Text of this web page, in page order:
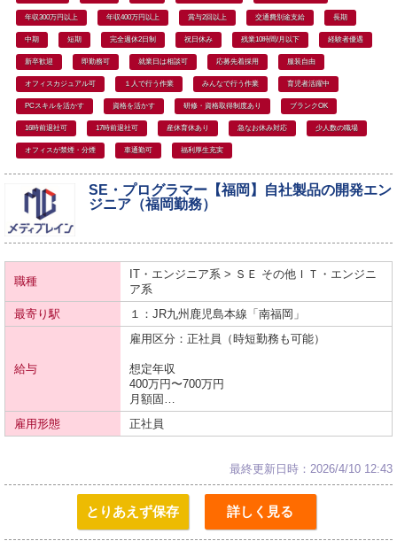
年収300万円以上 年収400万円以上 賞与2回以上 交通費別途支給 長期
中期 短期 完全週休2日制 祝日休み 残業10時間/月以下 経験者優遇
新卒歓迎 即勤務可 就業日は相談可 応募先着採用 服装自由
オフィスカジュアル可 １人で行う作業 みんなで行う作業 育児者活躍中
PCスキルを活かす 資格を活かす 研修・資格取得制度あり ブランクOK
16時前退社可 17時前退社可 産休育休あり 急なお休み対応 少人数の職場
オフィスが禁煙・分煙 車通勤可 福利厚生充実
SE・プログラマー【福岡】自社製品の開発エン
ジニア（福岡勤務）
職種
IT・エンジニア系 > ＳＥ その他ＩＴ・エンジニ
ア系
最寄り駅
１：JR九州 鹿児島本線 「南福岡」
給与
雇用区分：正社員（時短勤務も可能）
想定年収
400万円〜700万円
月額固…
雇用形態
正社員
最終更新日時：2026/4/10 12:43
とりあえず保存 詳しく見る